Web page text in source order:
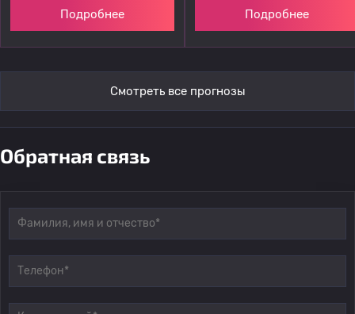
Подробнее Подробнее
Смотреть все прогнозы
Обратная связь